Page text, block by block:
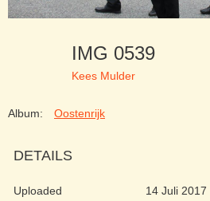
IMG 0539
Kees Mulder
Album: Oostenrijk
DETAILS
Uploaded 14 Juli 2017